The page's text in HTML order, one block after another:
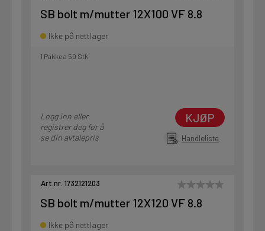
SB bolt m/mutter 12X100 VF 8.8
Ikke på nettlager
1 Pakke a 50 Stk
Logg inn eller
registrer deg for å
se din avtalepris
KJØP
Handleliste
Art.nr. 1732121203
SB bolt m/mutter 12X120 VF 8.8
Ikke på nettlager